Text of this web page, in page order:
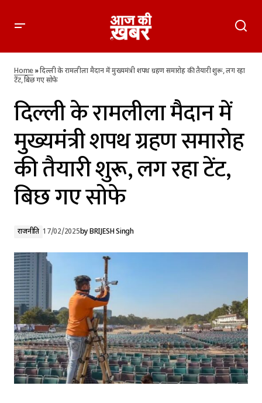
लग रहा टेंट, बिछ गए सोफे
Home»दिल्ली के रामलीला मैदान में मुख्यमंत्री शपथ ग्रहण समारोह की तैयारी शुरू, लग रहा
टेंट, बिछ गए सोफे
दिल्ली के रामलीला मैदान में
मुख्यमंत्री शपथ ग्रहण समारोह
की तैयारी शुरू, लग रहा टेंट,
बिछ गए सोफे
राजनीति 17/02/2025byBRIJESH Singh